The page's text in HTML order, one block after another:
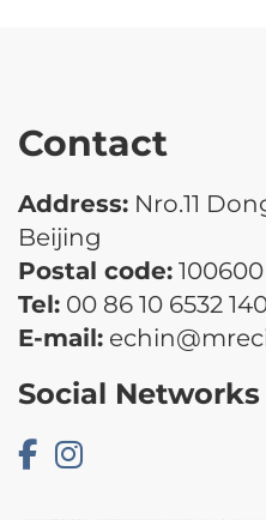
Contact
Address: Nro.11
Beijing
Postal code: 100600
Tel: 00 86 10 6532
E-mail:
Social Networks